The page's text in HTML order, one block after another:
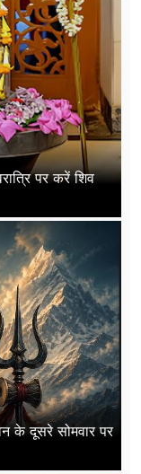
पर करें शिव
दूसरे सोमवार पर